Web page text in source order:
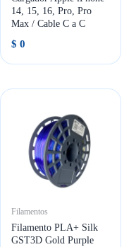
14, 15, 16, Pro, Pro
Max / Cable C a C
$ 0
Filamentos
Filamento PLA+ Silk
GST3D Gold Purple